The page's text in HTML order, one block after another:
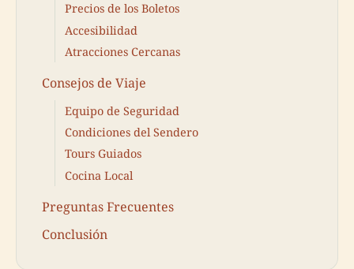
Precios de los Boletos
Accesibilidad
Atracciones Cercanas
Consejos de Viaje
Equipo de Seguridad
Condiciones del Sendero
Tours Guiados
Cocina Local
Preguntas Frecuentes
Conclusión